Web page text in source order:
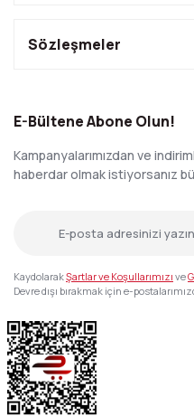
Sözleşmeler
E-Bültene Abone Olun!
Kampanyalarımızdan ve
haberdar olmak istiyorsanız
KaydolarakŞartlar ve Koşullarımızı ve
Devre dışı bırakmak için e-